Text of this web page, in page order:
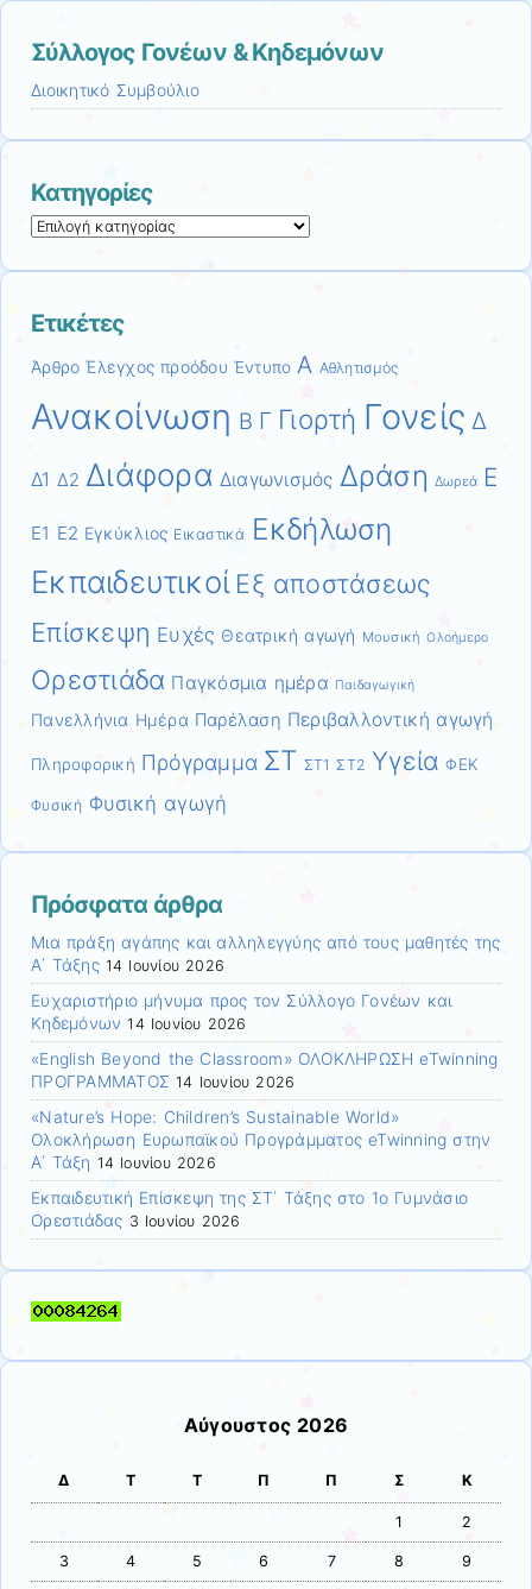
Σύλλογος Γονέων & Κηδεμόνων
Διοικητικό Συμβούλιο
Κατηγορίες
Κατηγορίες
Ετικέτες
Άρθρο Έλεγχος προόδου Έντυπο Α Αθλητισμός
Ανακοίνωση Β Γ Γιορτή Γονείς Δ
Δ1 Δ2 Διάφορα Διαγωνισμός Δράση Δωρεά Ε
Ε1 Ε2 Εγκύκλιος Εικαστικά Εκδήλωση
Εκπαιδευτικοί Εξ αποστάσεως
Επίσκεψη Ευχές Θεατρική αγωγή Μουσική Ολοήμερο
Ορεστιάδα Παγκόσμια ημέρα Παιδαγωγική
Πανελλήνια Ημέρα Παρέλαση Περιβαλλοντική αγωγή
Πληροφορική Πρόγραμμα ΣΤ ΣΤ1 ΣΤ2 Υγεία ΦΕΚ
Φυσική Φυσική αγωγή
Πρόσφατα άρθρα
Μια πράξη αγάπης και αλληλεγγύης από τους μαθητές της
Α΄ Τάξης 14 Ιουνίου 2026
Ευχαριστήριο μήνυμα προς τον Σύλλογο Γονέων και
Κηδεμόνων 14 Ιουνίου 2026
«English Beyond the Classroom» ΟΛΟΚΛΗΡΩΣΗ eTwinning
ΠΡΟΓΡΑΜΜΑΤΟΣ 14 Ιουνίου 2026
«Nature’s Hope: Children’s Sustainable World»
Ολοκλήρωση Ευρωπαϊκού Προγράμματος eTwinning στην
Α΄ Τάξη 14 Ιουνίου 2026
Εκπαιδευτική Επίσκεψη της ΣΤ΄ Τάξης στο 1ο Γυμνάσιο
Ορεστιάδας 3 Ιουνίου 2026
Αύγουστος 2026
Δ Τ Τ Π Π Σ Κ
1 2
3 4 5 6 7 8 9